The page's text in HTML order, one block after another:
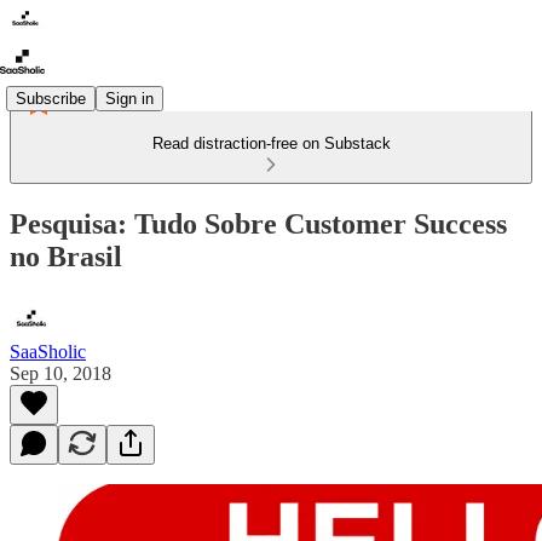
Subscribe Sign in
Read distraction-free on Substack
Pesquisa: Tudo Sobre Customer Success
no Brasil
SaaSholic
Sep 10, 2018